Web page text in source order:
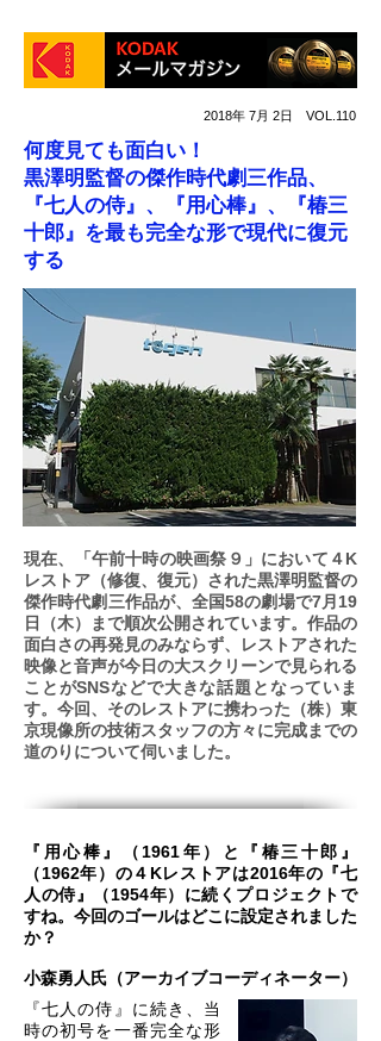
2018年 7月 2日 VOL.110
何度見ても面白い！
黒澤明監督の傑作時代劇三作品、
『七人の侍』、『用心棒』、『椿三
十郎』を最も完全な形で現代に復元
する
現在、「午前十時の映画祭９」において４K
レストア（修復、復元）された黒澤明監督の
傑作時代劇三作品が、全国58の劇場で7月19
日（木）まで順次公開されています。作品の
面白さの再発見のみならず、レストアされた
映像と音声が今日の大スクリーンで見られる
ことがSNSなどで大きな話題となっていま
す。今回、そのレストアに携わった（株）東
京現像所の技術スタッフの方々に完成までの
道のりについて伺いました。
『用心棒』（1961年）と『椿三十郎』
（1962年）の４Kレストアは2016年の『七
人の侍』（1954年）に続くプロジェクトで
すね。今回のゴールはどこに設定されました
か？
小森勇人氏（アーカイブコーディネーター）
『七人の侍』に続き、当
時の初号を一番完全な形